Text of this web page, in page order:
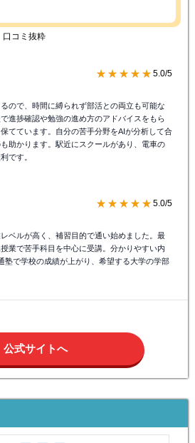
口コミ抜粋
★★★★★ 5.0/5
ので、時間に縛られず部活との両立も可能な
進捗確認や勉強の進め方のアドバイスをもら
てています。自分の苦手分野をAIが分析して合
助かります。駅近にスクールがあり、電車の
です。
★★★★★ 5.0/5
ベルが高く、補習目的で通い始めました。最
業で苦手科目を中心に受講。分かりやすい内
塾で学校の成績が上がり、希望する大学の学部
公式サイトへ